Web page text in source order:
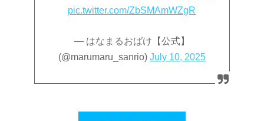
pic.twitter.com/ZbSMAmWZgR
— はなまるおばけ【公式】
(@marumaru_sanrio) July 10, 2025